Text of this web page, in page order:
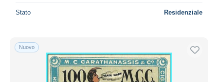
Stato Residenziale
Nuovo